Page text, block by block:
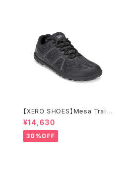
【XERO SHOES】Mesa Trail
WP (ブラック)
¥14,630
30%OFF